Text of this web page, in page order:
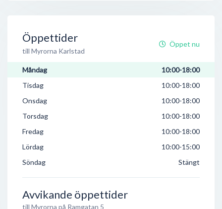
Öppettider
till Myrorna Karlstad
Öppet nu
Måndag
10:00-18:00
Tisdag
10:00-18:00
Onsdag
10:00-18:00
Torsdag
10:00-18:00
Fredag
10:00-18:00
Lördag
10:00-15:00
Söndag
Stängt
Avvikande öppettider
till Myrorna på Ramgatan 5